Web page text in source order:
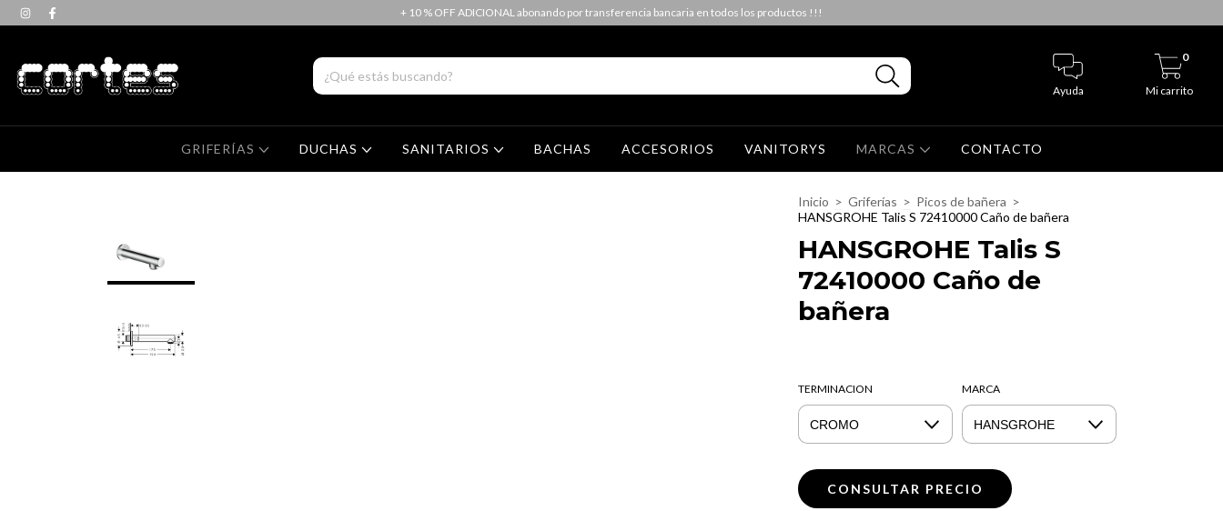
+ 10 % OFF ADICIONAL abonando por transferencia bancaria en todos los productos !!!
Ayuda Mi carrito
0
GRIFERÍAS DUCHAS SANITARIOS BACHAS ACCESORIOS VANITORYS MARCAS CONTACTO
Inicio > Griferías > Picos de bañera >
HANSGROHE Talis S 72410000 Caño de bañera
HANSGROHE Talis S
72410000 Caño de
bañera
TERMINACION MARCA